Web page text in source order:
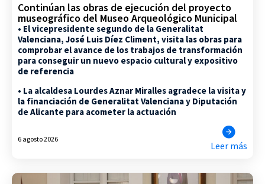
Continúan las obras de ejecución del proyecto
museográfico del Museo Arqueológico Municipal
• El vicepresidente segundo de la Generalitat
Valenciana, José Luis Díez Climent, visita las obras para
comprobar el avance de los trabajos de transformación
para conseguir un nuevo espacio cultural y expositivo
de referencia
• La alcaldesa Lourdes Aznar Miralles agradece la visita y
la financiación de Generalitat Valenciana y Diputación
de Alicante para acometer la actuación
6 agosto 2026
Leer más